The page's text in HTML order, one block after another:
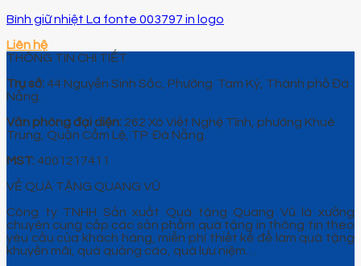
Bình giữ nhiệt La fonte 003797 in logo
Liên hệ
THÔNG TIN CHI TIẾT
Trụ sở: 44 Nguyễn Sinh Sắc, Phường Tam Kỳ, Thành phố Đà
Nẵng.
Văn phòng đại diện: 262 Xô Viết Nghệ Tĩnh, phường Khuê
Trung, Quận Cẩm Lệ, TP. Đà Nẵng.
MST: 4001217411
VỀ QUÀ TẶNG QUANG VŨ
Công ty TNHH Sản xuất Quà tặng Quang Vũ là xưởng
chuyên cung cấp các sản phẩm quà tặng in thông tin theo
yêu cầu của khách hàng, miễn phí thiết kế để làm quà tặng
khuyến mãi, quà quảng cáo, quà lưu niệm…